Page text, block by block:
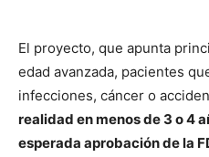
El proyecto, que apunta
edad avanzada, pacientes
infecciones, cáncer o
realidad en menos de 3 o 4
esperada aprobación de la